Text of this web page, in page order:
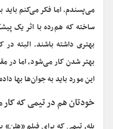
می‌پسندم. اما فکر می‌کنم باید
ساخته که هم‌رده با اثر یک
بهتری داشته باشند. البته در
بهتر شدن کار می‌شود، اما در
این مورد باید به جوان‌ها بها
خودتان هم در تیمی که کار